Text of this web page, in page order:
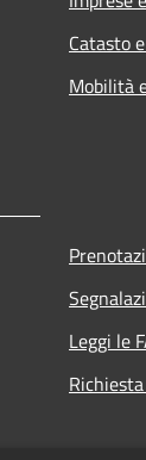
Catasto
Mobilità
Leggi le